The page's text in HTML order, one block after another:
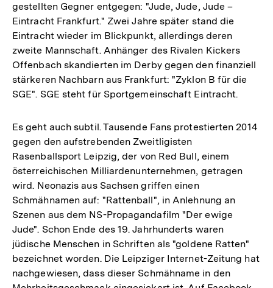
gestellten Gegner entgegen: "Jude, Jude, Jude –
Eintracht Frankfurt." Zwei Jahre später stand die
Eintracht wieder im Blickpunkt, allerdings deren
zweite Mannschaft. Anhänger des Rivalen Kickers
Offenbach skandierten im Derby gegen den finanziell
stärkeren Nachbarn aus Frankfurt: "Zyklon B für die
SGE". SGE steht für Sportgemeinschaft Eintracht.
Es geht auch subtil. Tausende Fans protestierten 2014
gegen den aufstrebenden Zweitligisten
Rasenballsport Leipzig, der von Red Bull, einem
österreichischen Milliardenunternehmen, getragen
wird. Neonazis aus Sachsen griffen einen
Schmähnamen auf: "Rattenball", in Anlehnung an
Szenen aus dem NS-Propagandafilm "Der ewige
Jude". Schon Ende des 19. Jahrhunderts waren
jüdische Menschen in Schriften als "goldene Ratten"
bezeichnet worden. Die Leipziger Internet-Zeitung hat
nachgewiesen, dass dieser Schmähname in den